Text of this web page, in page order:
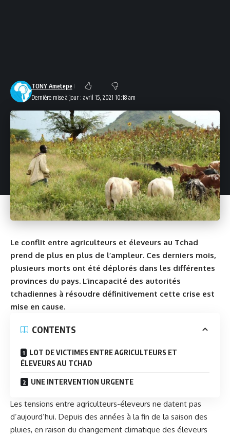
Dernière mise à jour : avril 15, 2021 10:18 am
TONY Ametepe
Le conflit entre agriculteurs et éleveurs au Tchad
prend de plus en plus de l’ampleur. Ces derniers mois,
plusieurs morts ont été déplorés dans les différentes
provinces du pays. L’incapacité des autorités
tchadiennes à résoudre définitivement cette crise est
mise en cause.
CONTENTS
LOT DE VICTIMES ENTRE AGRICULTEURS ET
ÉLEVEURS AU TCHAD
UNE INTERVENTION URGENTE
Les tensions entre agriculteurs-éleveurs ne datent pas
d’aujourd’hui. Depuis des années à la fin de la saison des
pluies, en raison du changement climatique des éleveurs